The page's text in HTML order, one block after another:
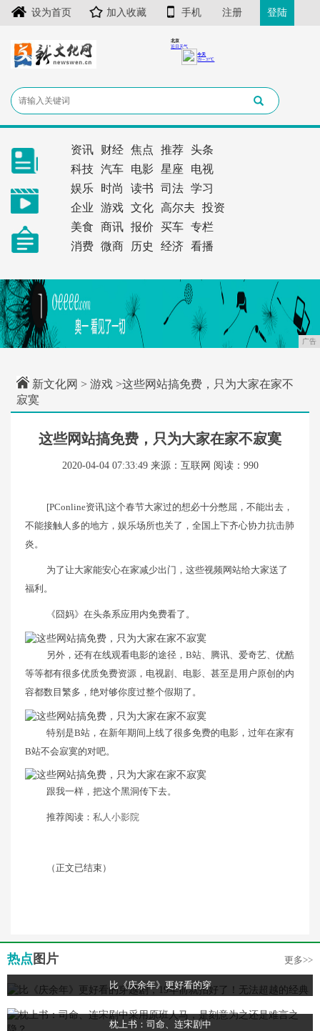
设为首页 加入收藏 手机 注册 登陆
资讯 财经 焦点 推荐
头条
科技
汽车 电影 星座
电视
娱乐
时尚 读书 司法
学习
企业
游戏 文化 高尔夫
投资
美食
商讯 报价 买车
专栏
消费
微商 历史 经济 看播
广告
新文化网 > 游戏 >这些网站搞免费，只为大家在家不
寂寞
这些网站搞免费，只为大家在家不寂寞
2020-04-04 07:33:49 来源：互联网 阅读：990
[PConline资讯]这个春节大家过的想必十分憋屈，不能出去，
不能接触人多的地方，娱乐场所也关了，全国上下齐心协力抗击肺
炎。
为了让大家能安心在家减少出门，这些视频网站给大家送了
福利。
《囧妈》在头条系应用内免费看了。
另外，还有在线观看电影的途径，B站、腾讯、爱奇艺、优酷
等等都有很多优质免费资源，电视剧、电影、甚至是用户原创的内
容都数目繁多，绝对够你度过整个假期了。
特别是B站，在新年期间上线了很多免费的电影，过年在家有
B站不会寂寞的对吧。
跟我一样，把这个黑洞传下去。
推荐阅读： 私人小影院
（正文已结束）
热点 图片 更多>>
比《庆余年》更好看的穿
枕上书：司命、连宋剧中